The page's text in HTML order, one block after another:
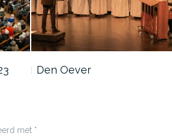
Den Oever
met *